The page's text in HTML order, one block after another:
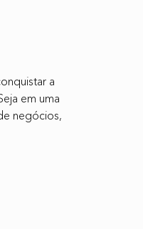
a
em uma
negócios,